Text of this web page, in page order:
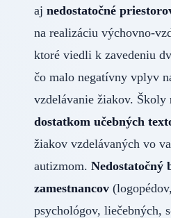
ajnedostatočné
na realizáciu výchovno-
ktoré viedli k zavedeniu
čo malo negatívny vplyv
vzdelávanie žiakov. Školy
dostatkom učebných
žiakov vzdelávaných vo
autizmom.Nedostatočný
zamestnancov
psychológov, liečebných,